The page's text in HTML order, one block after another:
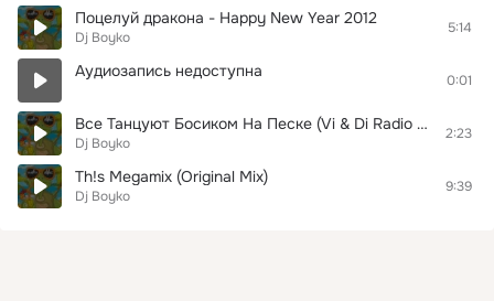
Поцелуй дракона - Happy New Year 2012
Dj Boyko
5:14
Аудиозапись недоступна 0:01
Все Танцуют Босиком На Песке (Vi & Di Radio Mix)
Dj Boyko
2:23
Th!s Megamix (Original Mix)
Dj Boyko
9:39